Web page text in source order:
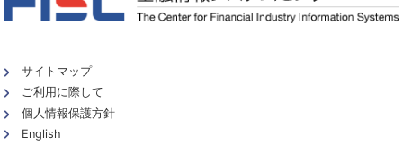
サイトマップ
ご利用に際して
個人情報保護方針
English